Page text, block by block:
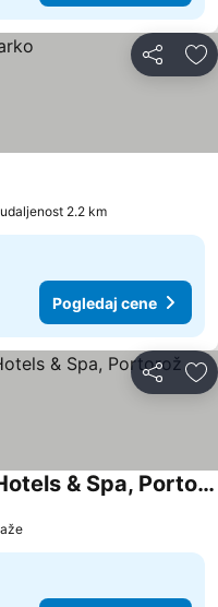
Deli
2.2 km
Pogledaj cene
Deli
Hotel Neptun – Lifeclass Hotels & Spa, Portorož